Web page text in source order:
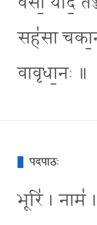
सह॑सा
वावृधा॒नः ॥
पदपाठः
भूरि॑ । नाम॑